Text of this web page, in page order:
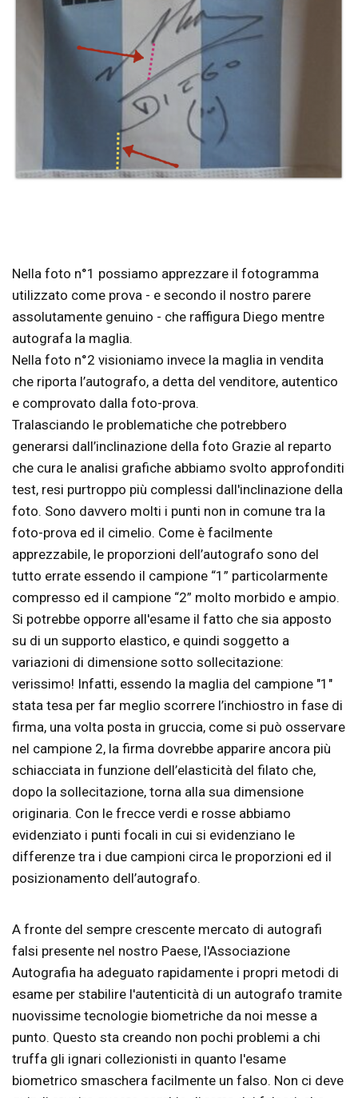
Nella foto n°1 possiamo apprezzare il fotogramma
utilizzato come prova - e secondo il nostro parere
assolutamente genuino - che raffigura Diego mentre
autografa la maglia.
Nella foto n°2 visioniamo invece la maglia in vendita
che riporta l’autografo, a detta del venditore, autentico
e comprovato dalla foto-prova.
Tralasciando le problematiche che potrebbero
generarsi dall’inclinazione della foto Grazie al reparto
che cura le analisi grafiche abbiamo svolto approfonditi
test, resi purtroppo più complessi dall'inclinazione della
foto. Sono davvero molti i punti non in comune tra la
foto-prova ed il cimelio. Come è facilmente
apprezzabile, le proporzioni dell’autografo sono del
tutto errate essendo il campione “1” particolarmente
compresso ed il campione “2” molto morbido e ampio.
Si potrebbe opporre all'esame il fatto che sia apposto
su di un supporto elastico, e quindi soggetto a
variazioni di dimensione sotto sollecitazione:
verissimo! Infatti, essendo la maglia del campione "1"
stata tesa per far meglio scorrere l’inchiostro in fase di
firma, una volta posta in gruccia, come si può osservare
nel campione 2, la firma dovrebbe apparire ancora più
schiacciata in funzione dell’elasticità del filato che,
dopo la sollecitazione, torna alla sua dimensione
originaria. Con le frecce verdi e rosse abbiamo
evidenziato i punti focali in cui si evidenziano le
differenze tra i due campioni circa le proporzioni ed il
posizionamento dell’autografo.
A fronte del sempre crescente mercato di autografi
falsi presente nel nostro Paese, l'Associazione
Autografia ha adeguato rapidamente i propri metodi di
esame per stabilire l'autenticità di un autografo tramite
nuovissime tecnologie biometriche da noi messe a
punto. Questo sta creando non pochi problemi a chi
truffa gli ignari collezionisti in quanto l'esame
biometrico smaschera facilmente un falso. Non ci deve